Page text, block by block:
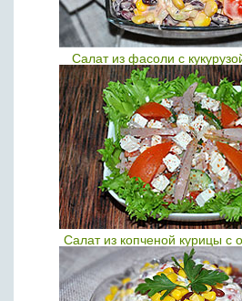
Салат из фасоли с
Салат из копченой курицы